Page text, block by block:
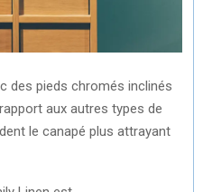
des pieds chromés inclinés
aux autres types de
le canapé plus attrayant